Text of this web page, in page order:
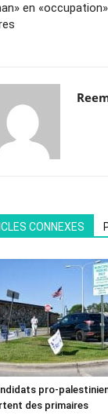
en
CONNEXES
pro-
des primaires